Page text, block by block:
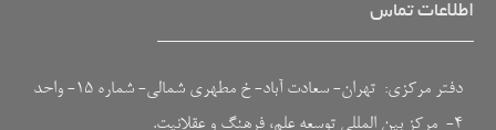
اطلاعات تماس
دفتر مرکزی: تهران- سعادت آباد- خ مطهری شمالی- شماره ۱۵- واحد
۴- مرکز بین المللی توسعه علم، فرهنگ و عقلانیت.